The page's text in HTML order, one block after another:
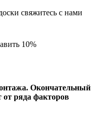
свяжитесь с нами
10%
Окончательный
от ряда факторов